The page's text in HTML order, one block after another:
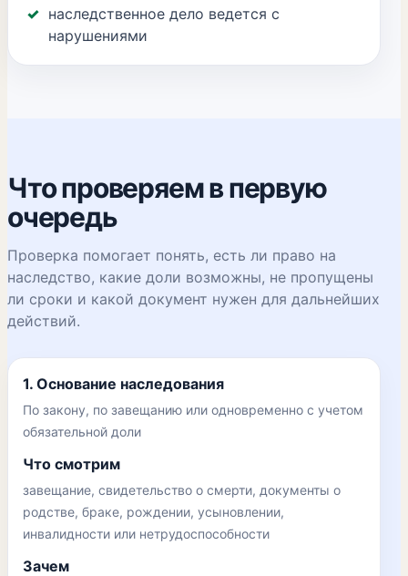
наследственное дело ведется с
нарушениями
Что проверяем в первую
очередь
Проверка помогает понять, есть ли право на
наследство, какие доли возможны, не пропущены
ли сроки и какой документ нужен для дальнейших
действий.
1. Основание наследования
По закону, по завещанию или одновременно с учетом
обязательной доли
Что смотрим
завещание, свидетельство о смерти, документы о
родстве, браке, рождении, усыновлении,
инвалидности или нетрудоспособности
Зачем